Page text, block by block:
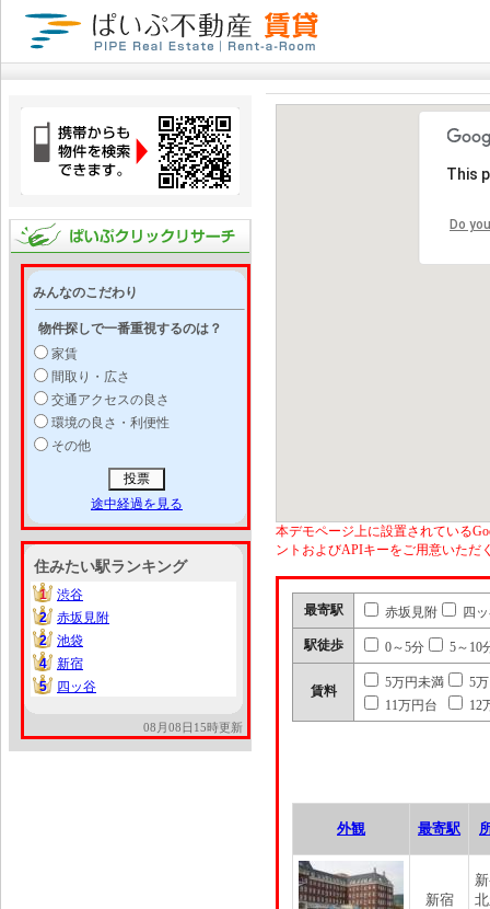
みんなのこだわり
物件探しで一番重視するのは？
家賃
間取り・広さ
交通アクセスの良さ
環境の良さ・利便性
その他
途中経過を見る
住みたい駅ランキング
1
1
渋谷
2
2
赤坂見附
2
2
池袋
4
4
新宿
5
5 四ッ谷
08月08日15時更新
This
Do
本デモページ上に設置されている
ントおよびAPIキーをご用意いただ
最寄駅 赤坂見附 四
駅徒歩 0～5分 5～10
賃料
5万円未満
5
11万円台
12
外観 最寄駅
新宿